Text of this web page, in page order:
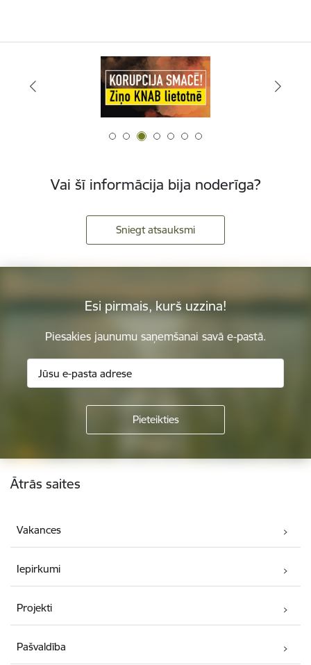
Vai šī informācija bija noderīga?
Sniegt atsauksmi
Esi pirmais, kurš uzzina!
Piesakies jaunumu saņemšanai savā e-pastā.
Kājene
Ātrās saites
Vakances
Iepirkumi
Projekti
Pašvaldība